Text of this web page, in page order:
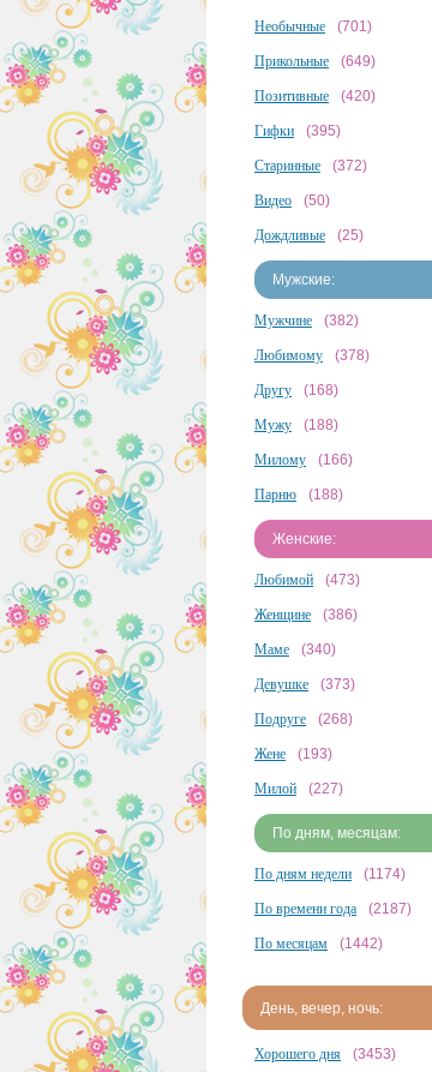
Необычные (701)
Прикольные (649)
Позитивные (420)
Гифки (395)
Старинные (372)
Видео (50)
Дождливые (25)
Мужские:
Мужчине (382)
Любимому (378)
Другу (168)
Мужу (188)
Милому (166)
Парню (188)
Женские:
Любимой (473)
Женщине (386)
Маме (340)
Девушке (373)
Подруге (268)
Жене (193)
Милой (227)
По дням, месяцам:
По дням недели (1174)
По времени года (2187)
По месяцам (1442)
День, вечер, ночь:
Хорошего дня (3453)